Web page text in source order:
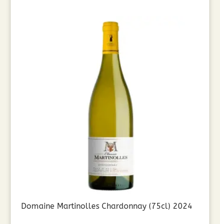
Domaine Martinolles Chardonnay (75cl) 2024